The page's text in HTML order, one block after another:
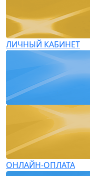
ЛИЧНЫЙ КАБИНЕТ
ОНЛАЙН-ОПЛАТА